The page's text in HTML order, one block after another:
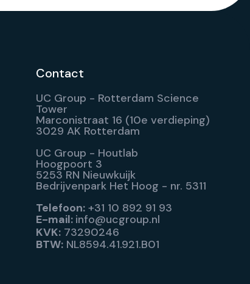
Contact
UC Group - Rotterdam Science
Tower
Marconistraat 16 (10e verdieping)
3029 AK Rotterdam
UC Group - Houtlab
Hoogpoort 3
5253 RN Nieuwkuijk
Bedrijvenpark Het Hoog - nr. 5311
Telefoon:+31 10 892 91 93
E-mail: info@ucgroup.nl
KVK:73290246
BTW:NL8594.41.921.B01